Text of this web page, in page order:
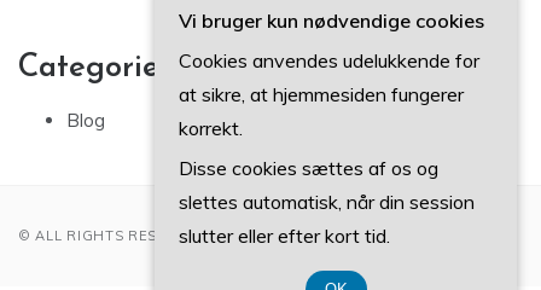
Categories
Blog
© ALL RIGHTS RESERVED 2022
Vi bruger kun nødvendige cookies
Cookies anvendes udelukkende for
at sikre, at hjemmesiden fungerer
korrekt.
Disse cookies sættes af os og
slettes automatisk, når din session
slutter eller efter kort tid.